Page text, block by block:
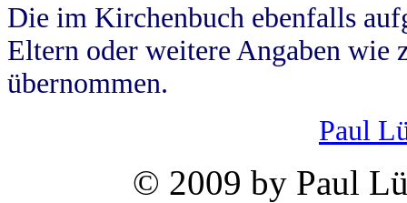
Die im Kirchenbuch ebenfalls
Eltern oder weitere Angaben wie
übernommen.
Paul
© 2009 by Paul